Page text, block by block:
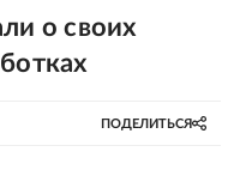
о своих
ПОДЕЛИТЬСЯ